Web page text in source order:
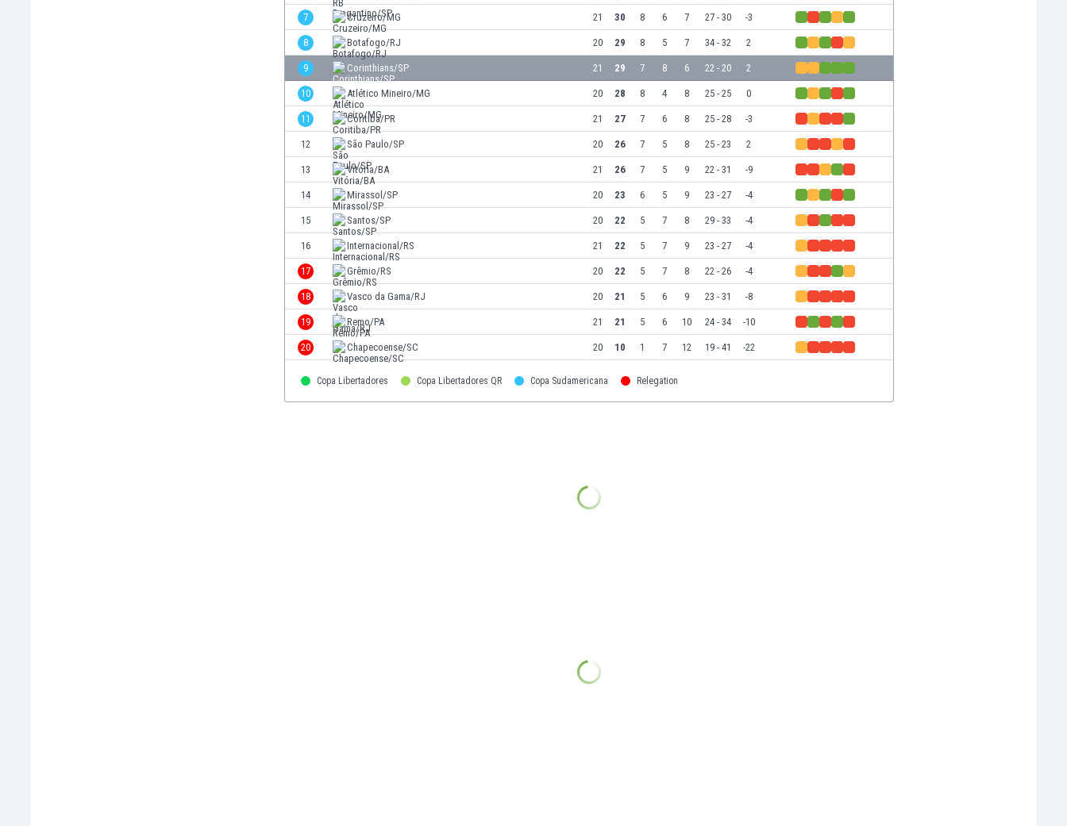
7 Cruzeiro/MG 21 30 8 6 7 27 - 30 -3
8 Botafogo/RJ 20 29 8 5 7 34 - 32 2
9 Corinthians/SP 21 29 7 8 6 22 - 20 2
10 Atlético Mineiro/MG 20 28 8 4 8 25 - 25 0
11 Coritiba/PR 21 27 7 6 8 25 - 28 -3
12 São Paulo/SP 20 26 7 5 8 25 - 23 2
13 Vitória/BA 21 26 7 5 9 22 - 31 -9
14 Mirassol/SP 20 23 6 5 9 23 - 27 -4
15 Santos/SP 20 22 5 7 8 29 - 33 -4
16 Internacional/RS 21 22 5 7 9 23 - 27 -4
17 Grêmio/RS 20 22 5 7 8 22 - 26 -4
18 Vasco da Gama/RJ 20 21 5 6 9 23 - 31 -8
19 Remo/PA 21 21 5 6 10 24 - 34 -10
20 Chapecoense/SC 20 10 1 7 12 19 - 41 -22
Copa Libertadores Copa Libertadores QR Copa Sudamericana Relegation